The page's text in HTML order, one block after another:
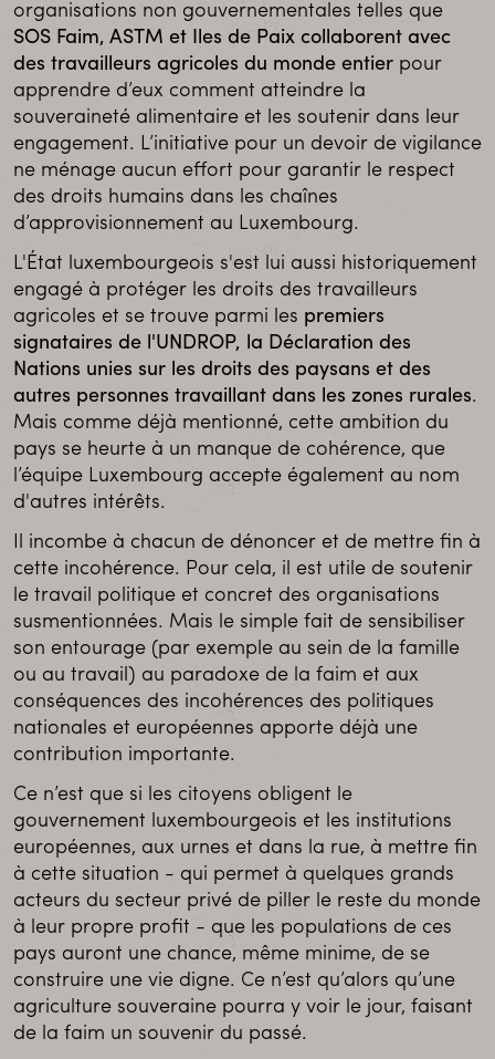
organisations non gouvernementales telles que
SOS Faim, ASTM et Iles de Paix collaborent avec
des travailleurs agricoles du monde entier pour
apprendre d’eux comment atteindre la
souveraineté alimentaire et les soutenir dans leur
engagement. L’initiative pour un devoir de vigilance
ne ménage aucun effort pour garantir le respect
des droits humains dans les chaînes
d’approvisionnement au Luxembourg.
L'État luxembourgeois s'est lui aussi historiquement
engagé à protéger les droits des travailleurs
agricoles et se trouve parmi les premiers
signataires de l'UNDROP, la Déclaration des
Nations unies sur les droits des paysans et des
autres personnes travaillant dans les zones rurales.
Mais comme déjà mentionné, cette ambition du
pays se heurte à un manque de cohérence, que
l’équipe Luxembourg accepte également au nom
d'autres intérêts.
Il incombe à chacun de dénoncer et de mettre fin à
cette incohérence. Pour cela, il est utile de soutenir
le travail politique et concret des organisations
susmentionnées. Mais le simple fait de sensibiliser
son entourage (par exemple au sein de la famille
ou au travail) au paradoxe de la faim et aux
conséquences des incohérences des politiques
nationales et européennes apporte déjà une
contribution importante.
Ce n’est que si les citoyens obligent le
gouvernement luxembourgeois et les institutions
européennes, aux urnes et dans la rue, à mettre fin
à cette situation - qui permet à quelques grands
acteurs du secteur privé de piller le reste du monde
à leur propre profit - que les populations de ces
pays auront une chance, même minime, de se
construire une vie digne. Ce n’est qu’alors qu’une
agriculture souveraine pourra y voir le jour, faisant
de la faim un souvenir du passé.